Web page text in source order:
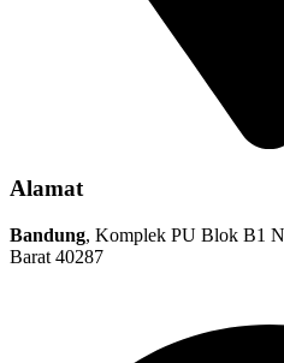
Alamat
Bandung, Komplek PU Blok B1
Barat 40287